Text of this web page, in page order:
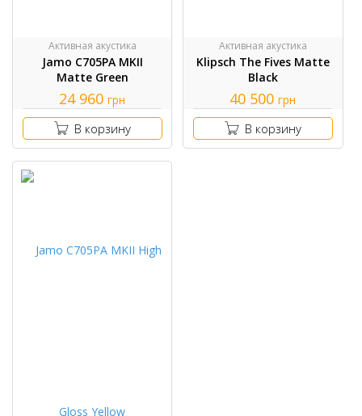
Активная акустика
Jamo C705PA MKII
Matte Green
24 960 грн
В корзину
Активная акустика
Klipsch The Fives Matte
Black
40 500 грн
В корзину